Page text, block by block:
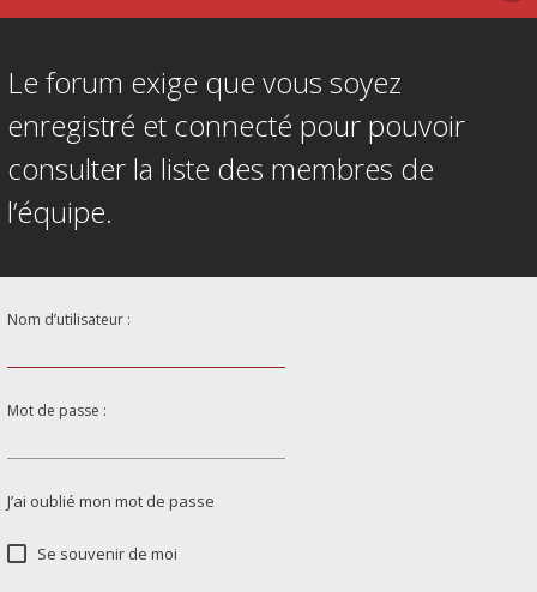
Le forum exige que vous soyez
enregistré et connecté pour pouvoir
consulter la liste des membres de
l’équipe.
Nom d’utilisateur :
Mot de passe :
J’ai oublié mon mot de passe
Se souvenir de moi